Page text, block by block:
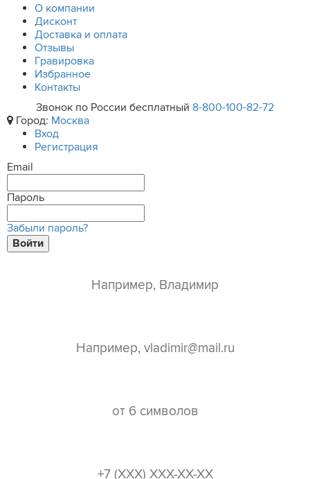
О компании
Дисконт
Доставка и оплата
Отзывы
Гравировка
Избранное
Контакты
Звонок по России бесплатный 8-800-100-82-72
Город: Москва
Вход
Регистрация
Email
Пароль
Забыли пароль?
Войти